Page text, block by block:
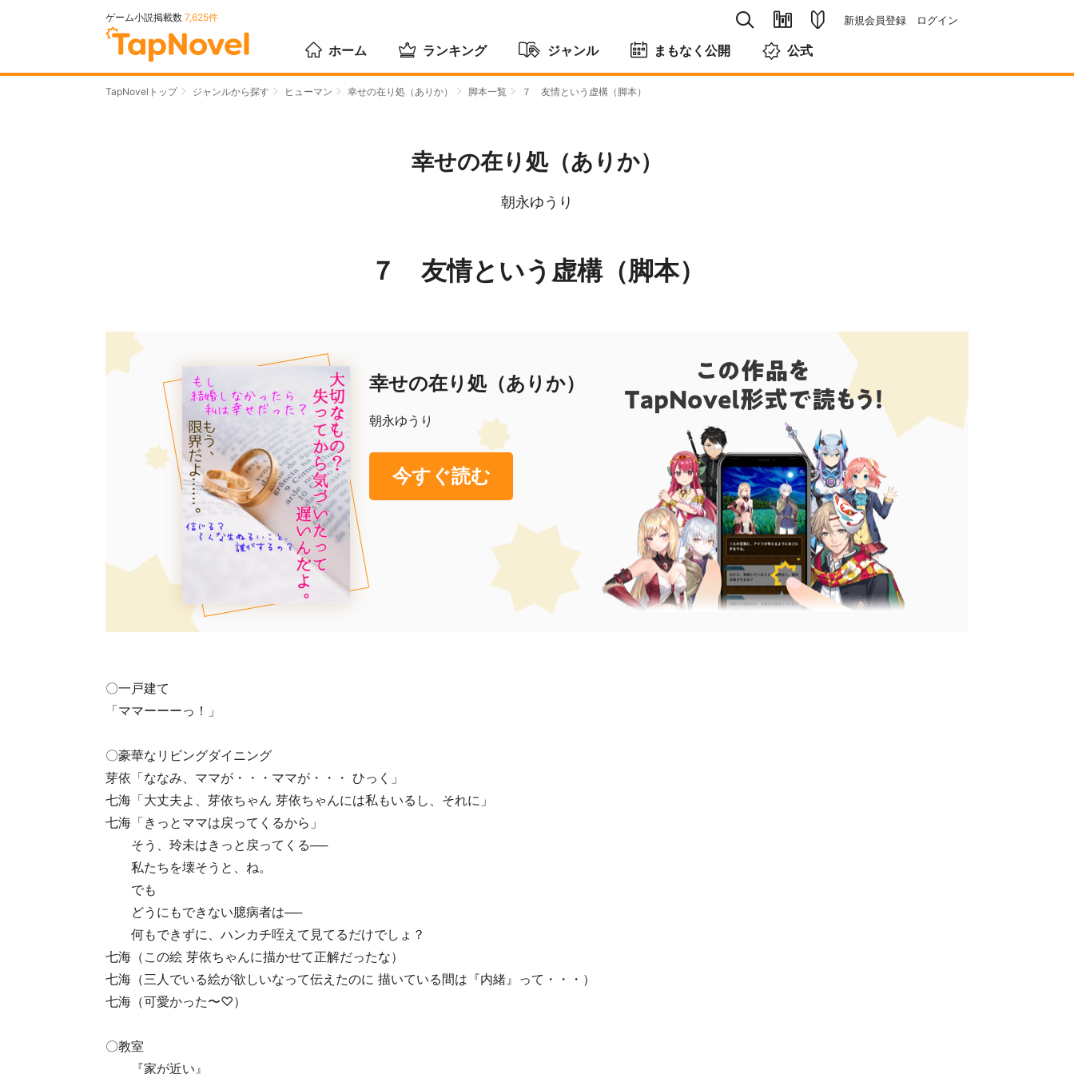
ゲーム小説掲載数 7,625件 新規会員登録 ログイン
ホーム ランキング ジャンル まもなく公開 公式
TapNovelトップ ジャンルから探す ヒューマン 幸せの在り処（ありか） 脚本一覧 ７ 友情という虚構（脚本）
幸せの在り処（ありか）
朝永ゆうり
７ 友情という虚構（脚本）
幸せの在り処（ありか）
朝永ゆうり
今すぐ読む
〇一戸建て
「ママーーーっ！」
〇豪華なリビングダイニング
芽依「ななみ、ママが・・・ママが・・・ ひっく」
七海「大丈夫よ、芽依ちゃん 芽依ちゃんには私もいるし、それに」
七海「きっとママは戻ってくるから」
そう、玲未はきっと戻ってくる──
私たちを壊そうと、ね。
でも
どうにもできない臆病者は──
何もできずに、ハンカチ咥えて見てるだけでしょ？
七海（この絵 芽依ちゃんに描かせて正解だったな）
七海（三人でいる絵が欲しいなって伝えたのに 描いている間は『内緒』って・・・）
七海（可愛かった〜♡）
〇教室
『家が近い』